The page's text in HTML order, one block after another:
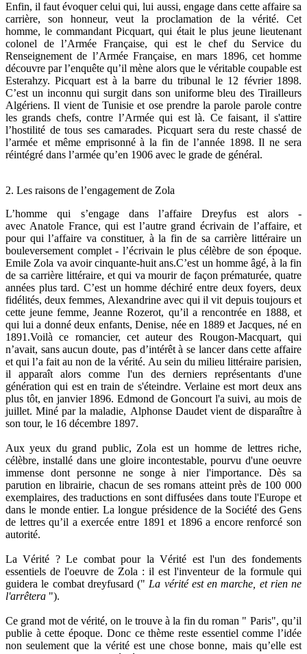
Enfin, il faut évoquer celui qui, lui aussi, engage dans cette affaire sa
carrière, son honneur, veut la proclamation de la vérité. Cet
homme, le commandant Picquart, qui était le plus jeune lieutenant
colonel de l’Armée Française, qui est le chef du Service du
Renseignement de l’Armée Française, en mars 1896, cet homme
découvre par l’enquête qu’il mène alors que le véritable coupable est
Esterahzy. Picquart est à la barre du tribunal le 12 février 1898.
C’est un inconnu qui surgit dans son uniforme bleu des Tirailleurs
Algériens. Il vient de Tunisie et ose prendre la parole parole contre
les grands chefs, contre l’Armée qui est là. Ce faisant, il s'attire
l’hostilité de tous ses camarades. Picquart sera du reste chassé de
l’armée et même emprisonné à la fin de l’année 1898. Il ne sera
réintégré dans l’armée qu’en 1906 avec le grade de général.
2. Les raisons de l’engagement de Zola
L’homme qui s’engage dans l’affaire Dreyfus est alors -
avec Anatole France, qui est l’autre grand écrivain de l’affaire, et
pour qui l’affaire va constituer, à la fin de sa carrière littéraire un
bouleversement complet - l’écrivain le plus célèbre de son époque.
Emile Zola va avoir cinquante-huit ans.C’est un homme âgé, à la fin
de sa carrière littéraire, et qui va mourir de façon prématurée, quatre
années plus tard. C’est un homme déchiré entre deux foyers, deux
fidélités, deux femmes, Alexandrine avec qui il vit depuis toujours et
cette jeune femme, Jeanne Rozerot, qu’il a rencontrée en 1888, et
qui lui a donné deux enfants, Denise, née en 1889 et Jacques, né en
1891.Voilà ce romancier, cet auteur des Rougon-Macquart, qui
n’avait, sans aucun doute, pas d’intérêt à se lancer dans cette affaire
et qui l’a fait au non de la vérité. Au sein du milieu littéraire parisien,
il apparaît alors comme l'un des derniers représentants d'une
génération qui est en train de s'éteindre. Verlaine est mort deux ans
plus tôt, en janvier 1896. Edmond de Goncourt l'a suivi, au mois de
juillet. Miné par la maladie, Alphonse Daudet vient de disparaître à
son tour, le 16 décembre 1897.
Aux yeux du grand public, Zola est un homme de lettres riche,
célèbre, installé dans une gloire incontestable, pourvu d'une oeuvre
immense dont personne ne songe à nier l'importance. Dès sa
parution en librairie, chacun de ses romans atteint près de 100 000
exemplaires, des traductions en sont diffusées dans toute l'Europe et
dans le monde entier. La longue présidence de la Société des Gens
de lettres qu’il a exercée entre 1891 et 1896 a encore renforcé son
autorité.
La Vérité ? Le combat pour la Vérité est l'un des fondements
essentiels de l'oeuvre de Zola : il est l'inventeur de la formule qui
guidera le combat dreyfusard ("La vérité est en marche, et rien ne
l'arrêtera ").
Ce grand mot de vérité, on le trouve à la fin du roman " Paris", qu’il
publie à cette époque. Donc ce thème reste essentiel comme l’idée
non seulement que la vérité est une chose bonne, mais qu’elle est